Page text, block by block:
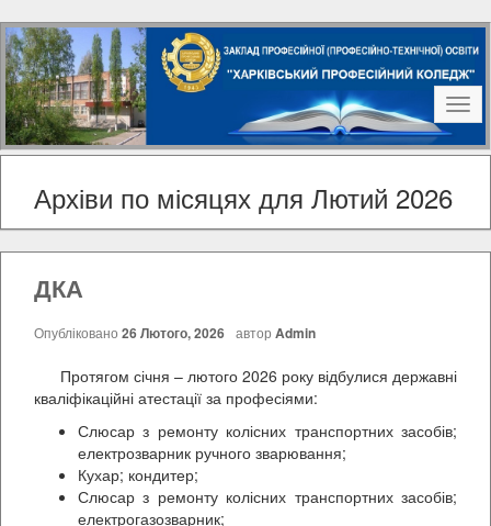
Архіви по місяцях для Лютий 2026
ДКА
Опубліковано 26 Лютого, 2026 автор Admin
Протягом січня – лютого 2026 року відбулися державні
кваліфікаційні атестації за професіями:
Слюсар з ремонту колісних транспортних засобів;
електрозварник ручного зварювання;
Кухар; кондитер;
Слюсар з ремонту колісних транспортних засобів;
електрогазозварник;